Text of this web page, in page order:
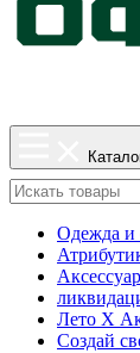
Одежда и
Лето Х
Создай